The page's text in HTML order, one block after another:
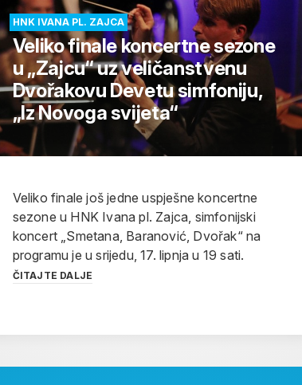
HNK IVANA PL. ZAJCA
Veliko finale koncertne sezone
u „Zajcu“ uz veličanstvenu
Dvořakovu Devetu simfoniju,
„Iz Novoga svijeta“
Veliko finale još jedne uspješne koncertne
sezone u HNK Ivana pl. Zajca, simfonijski
koncert „Smetana, Baranović, Dvořak“ na
programu je u srijedu, 17. lipnja u 19 sati.
ČITAJTE DALJE